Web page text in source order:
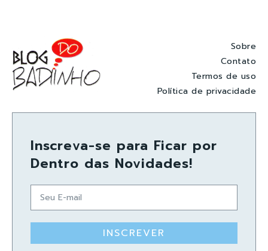
Sobre
Contato
Termos de uso
Política de privacidade
Inscreva-se para Ficar por
Dentro das Novidades!
INSCREVER